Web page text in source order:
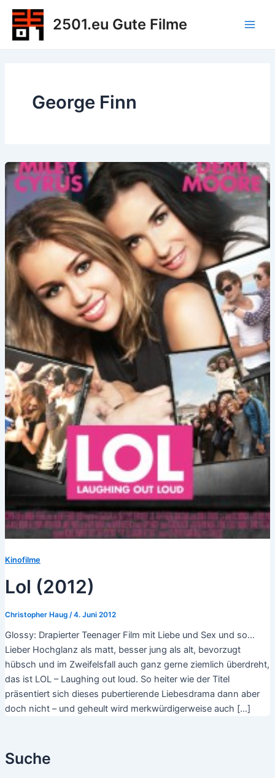
Zum
Inhalt
springen
2501.eu Gute Filme
Suche
George Finn
Kinofilme
Lol (2012)
Christopher Haug /4. Juni 2012
Glossy: Drapierter Teenager Film mit Liebe und Sex und so…
Lieber Hochglanz als matt, besser jung als alt, bevorzugt
hübsch und im Zweifelsfall auch ganz gerne ziemlich überdreht,
das ist LOL – Laughing out loud. So heiter wie der Titel
präsentiert sich dieses pubertierende Liebesdrama dann aber
doch nicht – und geheult wird merkwürdigerweise auch […]